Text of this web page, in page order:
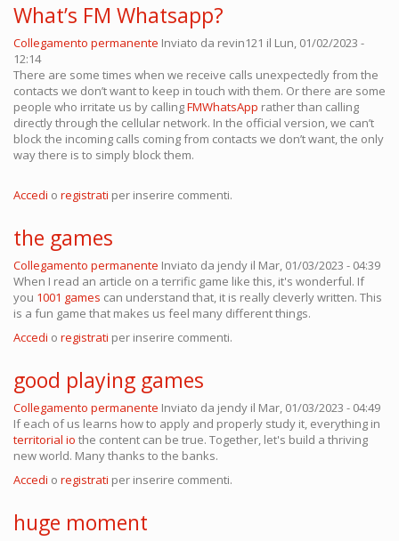
What’s FM Whatsapp?
Collegamento permanente Inviato da revin121 il Lun, 01/02/2023 -
12:14
There are some times when we receive calls unexpectedly from the
contacts we don’t want to keep in touch with them. Or there are some
people who irritate us by callingFMWhatsApp rather than calling
directly through the cellular network. In the official version, we can’t
block the incoming calls coming from contacts we don’t want, the only
way there is to simply block them.
Accedi o registrati per inserire commenti.
the games
Collegamento permanente Inviato da jendy il Mar, 01/03/2023 - 04:39
When I read an article on a terrific game like this, it's wonderful. If
you 1001 games can understand that, it is really cleverly written. This
is a fun game that makes us feel many different things.
Accedi o registrati per inserire commenti.
good playing games
Collegamento permanente Inviato da jendy il Mar, 01/03/2023 - 04:49
If each of us learns how to apply and properly study it, everything in
territorial io the content can be true. Together, let's build a thriving
new world. Many thanks to the banks.
Accedi o registrati per inserire commenti.
huge moment